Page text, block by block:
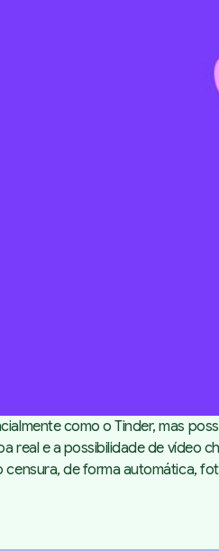
como o Tinder, mas
real e a possibilidade de vídeo
de forma automática,